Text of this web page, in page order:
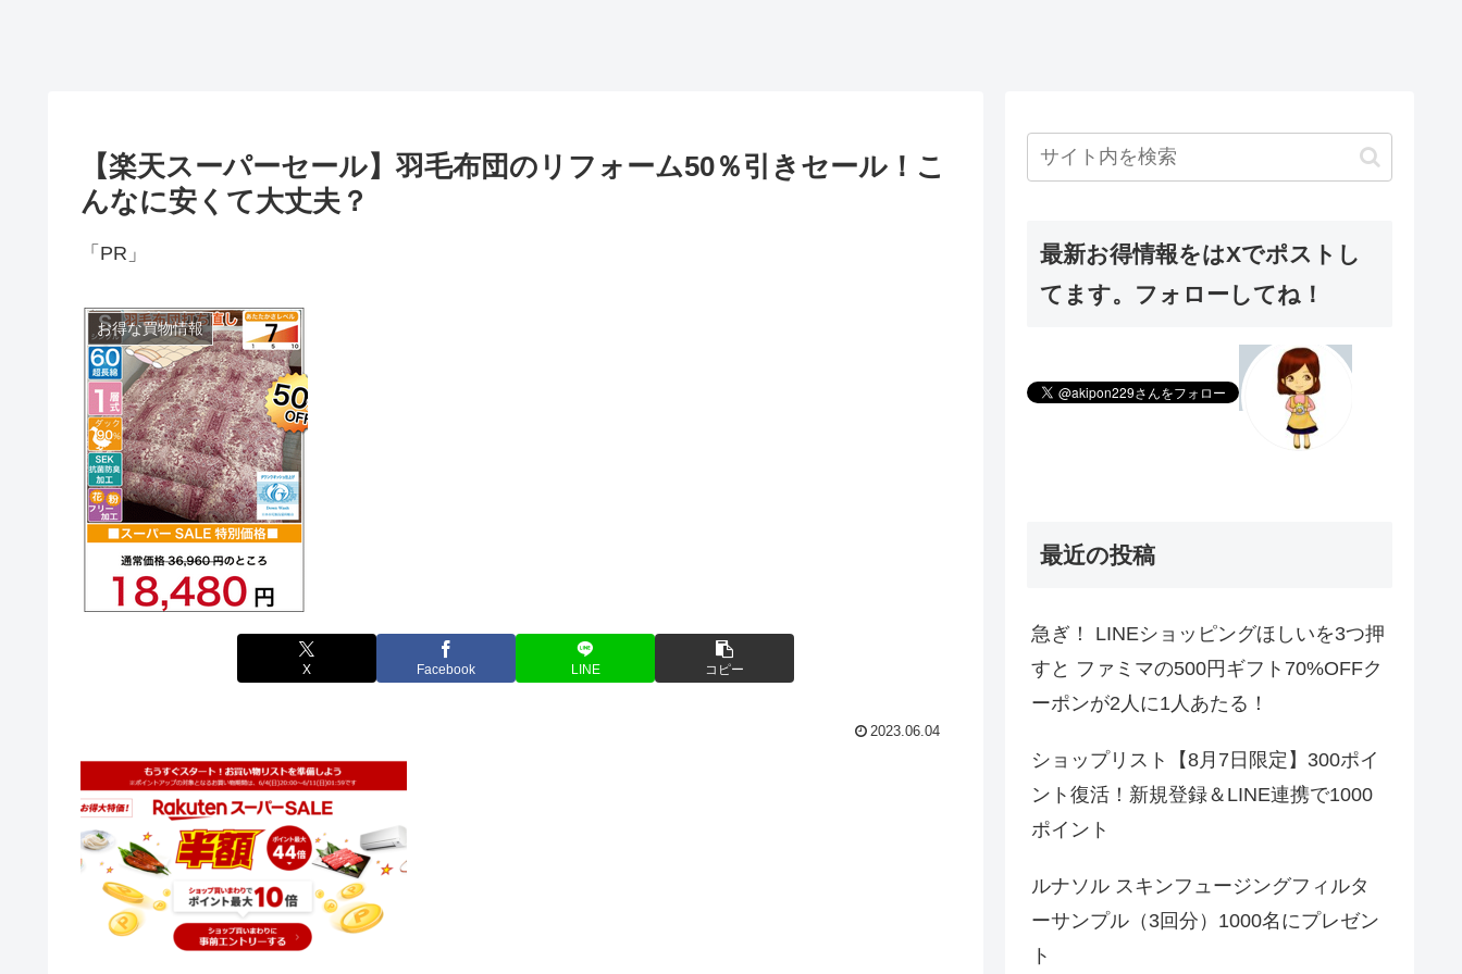
【楽天スーパーセール】羽毛布団のリフォーム50％引きセール！こ
んなに安くて大丈夫？
「PR」
お得な買物情報
X Facebook LINE コピー
2023.06.04
最新お得情報をはXでポストし
てます。フォローしてね！
最近の投稿
急ぎ！ LINEショッピングほしいを3つ押
すと ファミマの500円ギフト70%OFFク
ーポンが2人に1人あたる！
ショップリスト【8月7日限定】300ポイ
ント復活！新規登録＆LINE連携で1000
ポイント
ルナソル スキンフュージングフィルタ
ーサンプル（3回分）1000名にプレゼン
ト